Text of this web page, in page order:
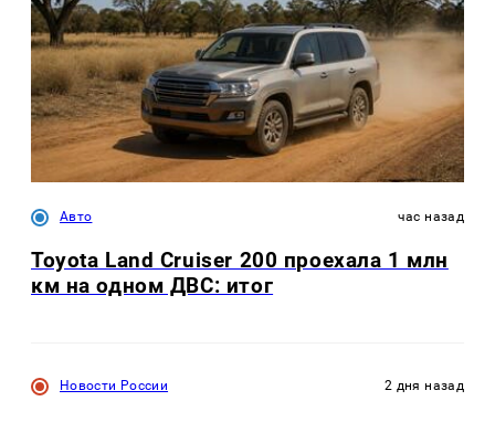
Авто час назад
Toyota Land Cruiser 200 проехала 1 млн
км на одном ДВС: итог
Новости России 2 дня назад